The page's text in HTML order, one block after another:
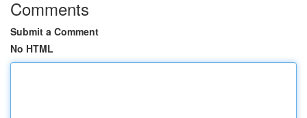
Comments
Submit a Comment
No HTML